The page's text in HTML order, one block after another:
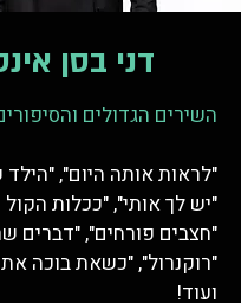
דני בסן
השירים הגדולים
"לראות אותה היום", "הילד
"יש לך אותי", "ככלות הקול
"חצבים פורחים", "דברים
"רוקנרול", "כשאת בוכה
ועוד!